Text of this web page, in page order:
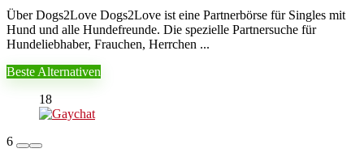
Über Dogs2Love Dogs2Love ist eine Partnerbörse für Singles mit
Hund und alle Hundefreunde. Die spezielle Partnersuche für
Hundeliebhaber, Frauchen, Herrchen ...
Beste Alternativen
18
6